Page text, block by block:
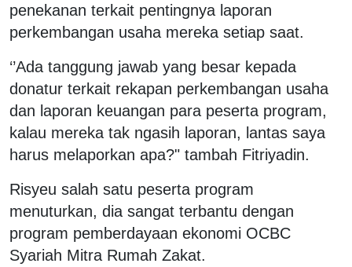
penekanan terkait pentingnya laporan
perkembangan usaha mereka setiap saat.
‘’Ada tanggung jawab yang besar kepada
donatur terkait rekapan perkembangan usaha
dan laporan keuangan para peserta program,
kalau mereka tak ngasih laporan, lantas saya
harus melaporkan apa?" tambah Fitriyadin.
Risyeu salah satu peserta program
menuturkan, dia sangat terbantu dengan
program pemberdayaan ekonomi OCBC
Syariah Mitra Rumah Zakat.